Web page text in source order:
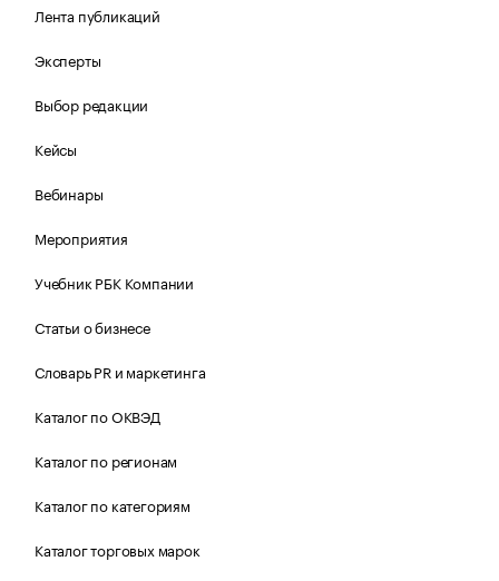
Лента публикаций
Эксперты
Выбор редакции
Кейсы
Вебинары
Мероприятия
Учебник РБК Компании
Статьи о бизнесе
Словарь PR и маркетинга
Каталог по ОКВЭД
Каталог по регионам
Каталог по категориям
Каталог торговых марок